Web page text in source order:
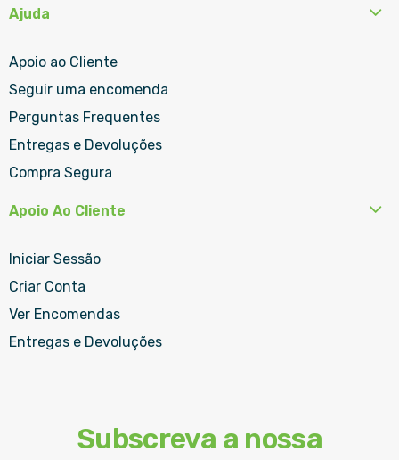
Ajuda
Apoio ao Cliente
Seguir uma encomenda
Perguntas Frequentes
Entregas e Devoluções
Compra Segura
Apoio Ao Cliente
Iniciar Sessão
Criar Conta
Ver Encomendas
Entregas e Devoluções
Subscreva a nossa